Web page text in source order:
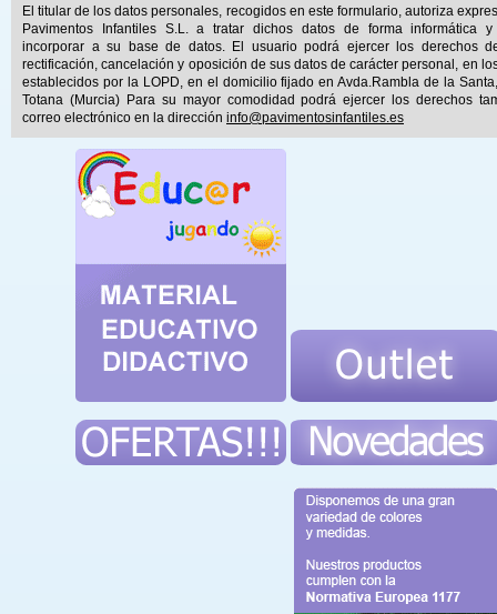
El titular de los datos personales, recogidos en este formulario, autoriza
Pavimentos Infantiles S.L. a tratar dichos datos de forma informática y
incorporar a su base de datos. El usuario podrá ejercer los derechos
rectificación, cancelación y oposición de sus datos de carácter personal, en
establecidos por la LOPD, en el domicilio fijado en Avda.Rambla de la
Totana (Murcia) Para su mayor comodidad podrá ejercer los derechos
correo electrónico en la dirección info@pavimentosinfantiles.es